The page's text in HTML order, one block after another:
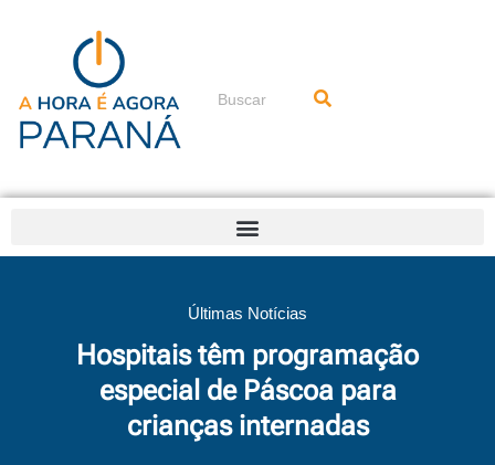
conteúdo
Pesquisar
Últimas Notícias
Hospitais têm programação
especial de Páscoa para
crianças internadas